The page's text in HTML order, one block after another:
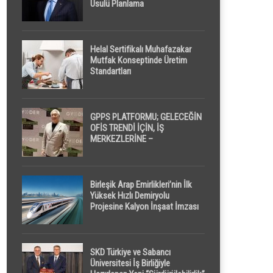
Usulü Planlama
Helal Sertifikalı Muhafazakar
Mutfak Konseptinde Üretim
Standartları
GPPS PLATFORMU; GELECEĞİN
OFİS TRENDİ İÇİN, İŞ
MERKEZLERİNE –
Birleşik Arap Emirlikleri’nin İlk
Yüksek Hızlı Demiryolu
Projesine Kalyon İnşaat İmzası
SKD Türkiye ve Sabancı
Üniversitesi İş Birliğiyle